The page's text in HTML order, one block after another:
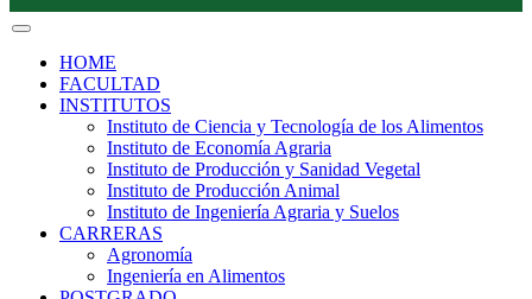
HOME
FACULTAD
INSTITUTOS
Instituto de Ciencia y Tecnología de los Alimentos
Instituto de Economía Agraria
Instituto de Producción y Sanidad Vegetal
Instituto de Producción Animal
Instituto de Ingeniería Agraria y Suelos
CARRERAS
Agronomía
Ingeniería en Alimentos